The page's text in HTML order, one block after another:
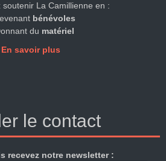
soutenir La Camillienne en :
bénévoles
du matériel
En savoir plus
le contact
recevez notre newsletter :